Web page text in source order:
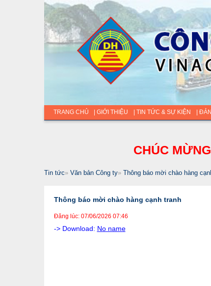
TRANG CHỦ | GIỚI THIỆU | TIN TỨC & SỰ KIỆN |
CHÚC
Tin tức» Văn bản Công ty» Thông báo mời chào hàng
Thông báo mời chào hàng cạnh tranh
Đăng lúc: 07/06/2026 07:46
-> Download: No name